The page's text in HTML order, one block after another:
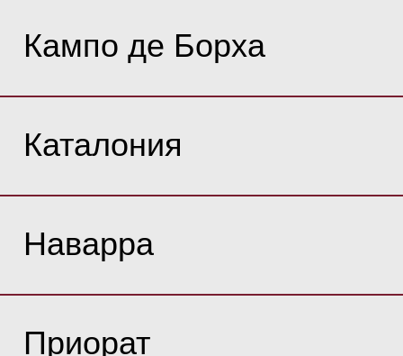
Кампо де Борха
Каталония
Наварра
Приорат